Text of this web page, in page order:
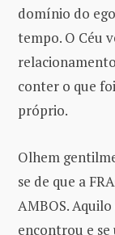
domínio do
tempo. O Céu
conter o que
próprio.
Olhem
se de que a
AMBOS.
encontrou e se